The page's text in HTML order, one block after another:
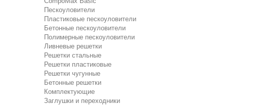
Пескоуловители
Пластиковые пескоуловители
Бетонные пескоуловители
Полимерные пескоуловители
Ливневые решетки
Решетки стальные
Решетки пластиковые
Решетки чугунные
Бетонные решетки
Комплектующие
Заглушки и переходники